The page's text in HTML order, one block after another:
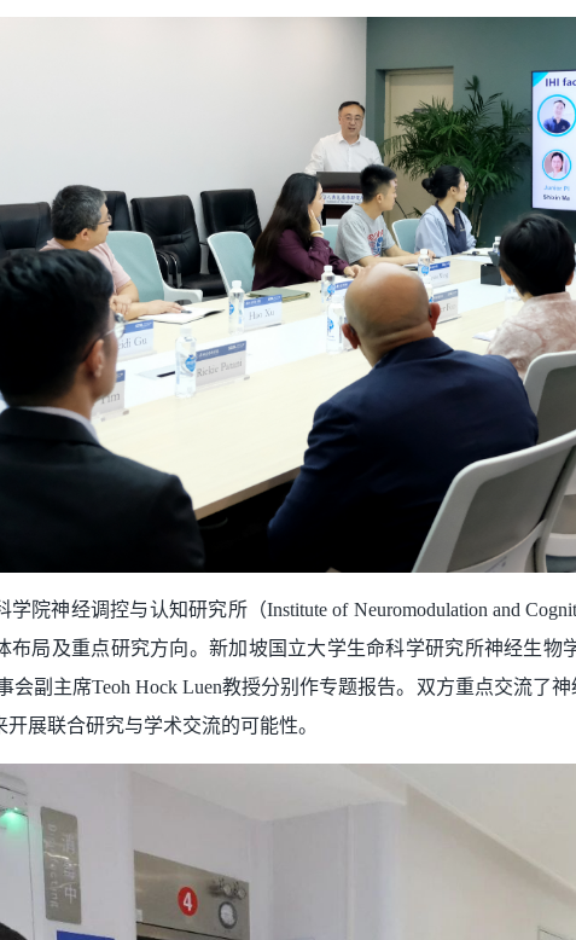
院神经调控与认知研究所（Institute of Neuromodulation and
布局及重点研究方向。新加坡国立大学生命科学研究所神经生物
会副主席Teoh Hock Luen教授分别作专题报告。双方重点交流了
展联合研究与学术交流的可能性。